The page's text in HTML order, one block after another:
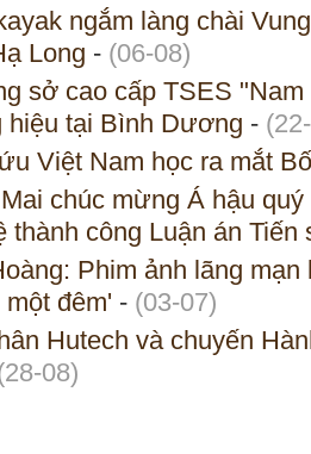
ngắm làng chài
Long - (06-08)
sở cao cấp TSES
hiệu tại Bình Dương -
Việt Nam học ra mắt
chúc mừng Á hậu
thành công Luận án
Phim ảnh lãng
đêm' - (03-07)
Hutech và chuyến
08)